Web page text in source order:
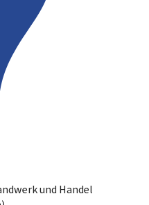
und Handel